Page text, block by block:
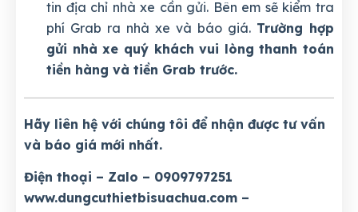
tin địa chỉ nhà xe cần gửi. Bên em sẽ kiểm tra
phí Grab ra nhà xe và báo giá. Trường hợp
gửi nhà xe quý khách vui lòng thanh toán
tiền hàng và tiền Grab trước.
Hãy liên hệ với chúng tôi để nhận được tư vấn
và báo giá mới nhất.
Điện thoại – Zalo – 0909797251
www.dungcuthietbisuachua.com –